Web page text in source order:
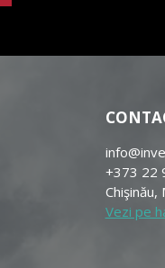
+373 22
Vezi pe